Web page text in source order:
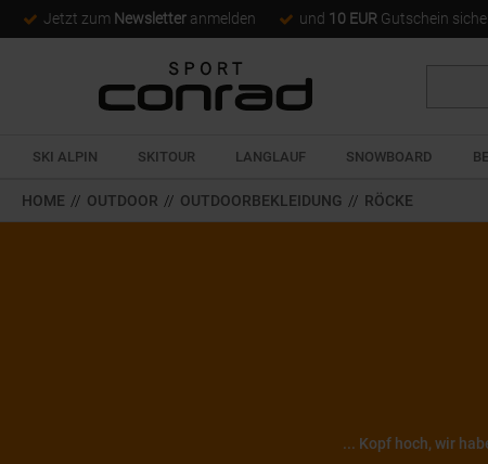
Jetzt zum Newsletter anmelden und 10 EUR Gutschein
SKI ALPIN SKITOUR LANGLAUF SNOWBOARD
HOME // OUTDOOR // OUTDOORBEKLEIDUNG // RÖCKE
... Kopf hoch, wir